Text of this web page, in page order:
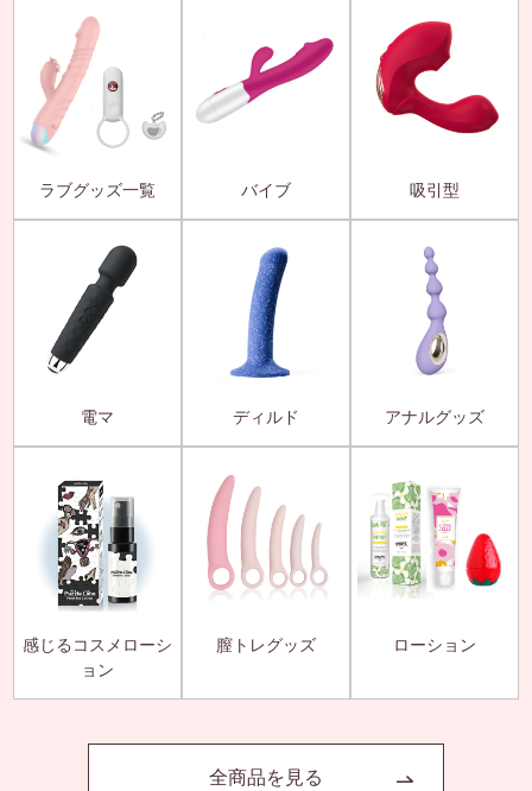
ラブグッズ一覧 バイブ 吸引型
電マ ディルド アナルグッズ
感じるコスメローシ
ョン
膣トレグッズ ローション
全商品を見る